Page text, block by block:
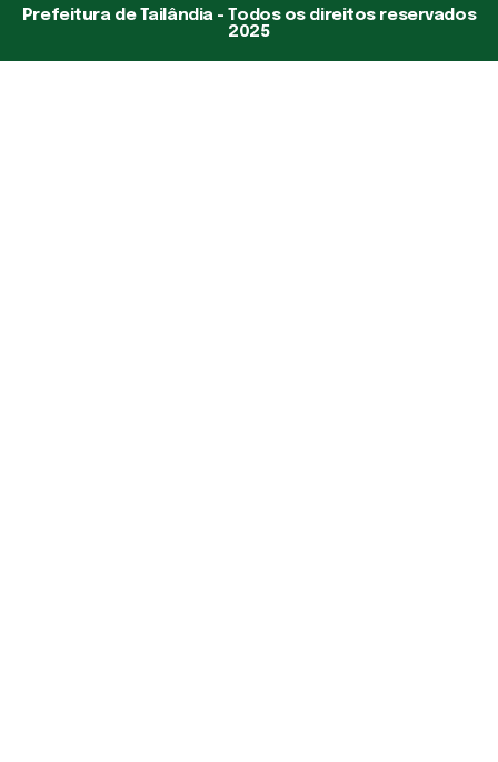
Prefeitura de Tailândia - Todos os direitos reservados
2025